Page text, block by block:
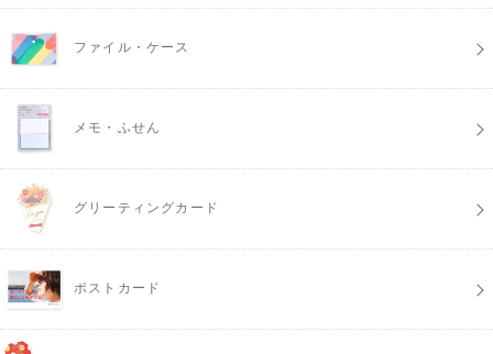
ファイル・ケース
メモ・ふせん
グリーティングカード
ポストカード